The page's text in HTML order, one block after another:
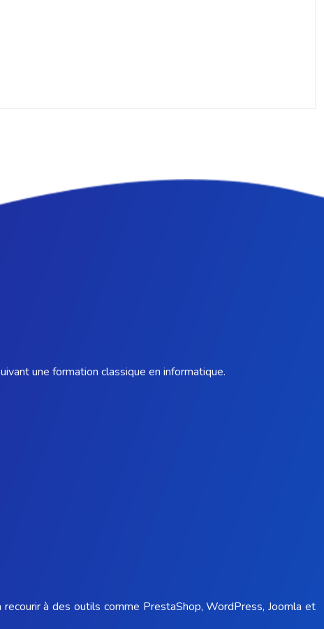
une formation classique en informatique.
à des outils comme PrestaShop, WordPress, Joomla et